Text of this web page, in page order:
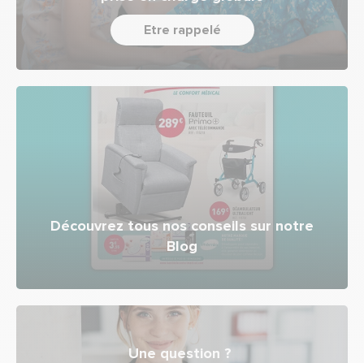
Etre rappelé
Découvrez tous nos conseils sur notre
Blog
Une question ?